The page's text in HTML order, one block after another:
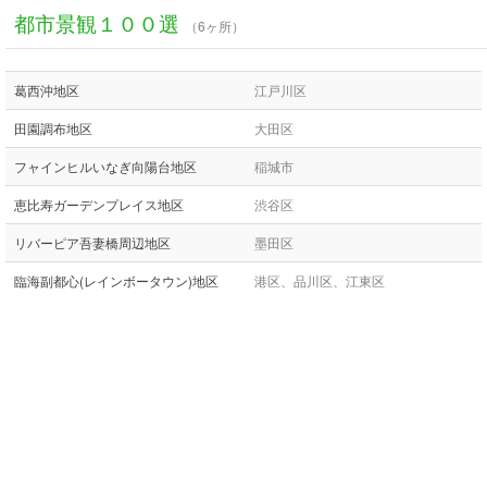
都市景観１００選 （6ヶ所）
葛西沖地区 江戸川区
田園調布地区 大田区
フャインヒルいなぎ向陽台地区 稲城市
恵比寿ガーデンプレイス地区 渋谷区
リバーピア吾妻橋周辺地区 墨田区
臨海副都心(レインボータウン)地区 港区、品川区、江東区